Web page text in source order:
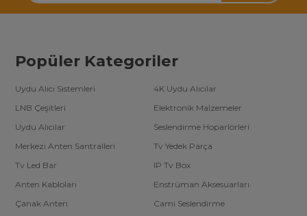
Popüler Kategoriler
Uydu Alıcı Sistemleri
4K Uydu Alıcılar
LNB Çeşitleri
Elektronik Malzemeler
Uydu Alıcılar
Seslendirme Hoparlörleri
Merkezi Anten Santralleri
Tv Yedek Parça
Tv Led Bar
IP Tv Box
Anten Kabloları
Enstrüman Aksesuarları
Çanak Anten
Cami Seslendirme